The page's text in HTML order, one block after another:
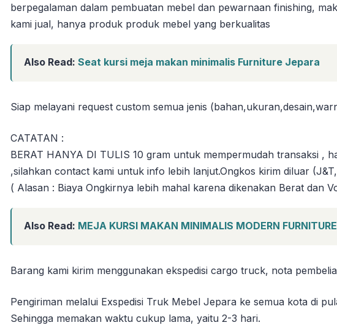
berpegalaman dalam pembuatan mebel dan pewarnaan finishing,
kami jual, hanya produk produk mebel yang berkualitas
Also Read: Seat kursi meja makan minimalis Furniture Jepara
Siap melayani request custom semua jenis
CATATAN :
BERAT HANYA DI TULIS 10 gram untuk mempermudah transaksi ,
,silahkan contact kami untuk info lebih lanjut.Ongkos kirim diluar
( Alasan : Biaya Ongkirnya lebih mahal karena dikenakan Berat dan
Also Read: MEJA KURSI MAKAN MINIMALIS MODERN
Barang kami kirim menggunakan ekspedisi cargo truck, nota
Pengiriman melalui Exspedisi Truk Mebel Jepara ke semua kota di
Sehingga memakan waktu cukup lama, yaitu 2-3 hari.